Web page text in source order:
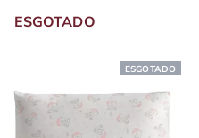
ESGOTADO
ESGOTADO